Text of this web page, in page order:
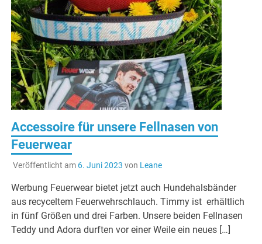
Accessoire für unsere Fellnasen von
Feuerwear
Veröffentlicht am 6. Juni 2023 von Leane
Werbung Feuerwear bietet jetzt auch Hundehalsbänder
aus recyceltem Feuerwehrschlauch. Timmy ist erhältlich
in fünf Größen und drei Farben. Unsere beiden Fellnasen
Teddy und Adora durften vor einer Weile ein neues […]